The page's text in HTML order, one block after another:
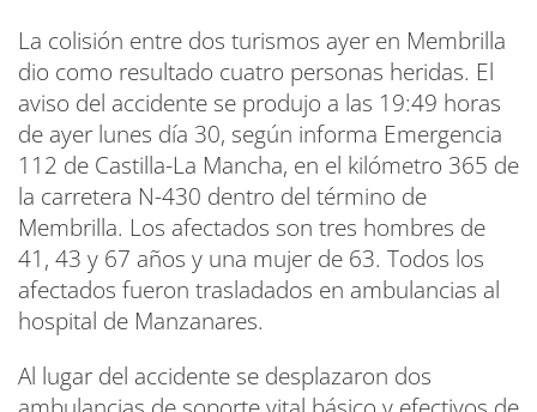
La colisión entre dos turismos ayer en Membrilla
dio como resultado cuatro personas heridas. El
aviso del accidente se produjo a las 19:49 horas
de ayer lunes día 30, según informa Emergencia
112 de Castilla-La Mancha, en el kilómetro 365 de
la carretera N-430 dentro del término de
Membrilla. Los afectados son tres hombres de
41, 43 y 67 años y una mujer de 63. Todos los
afectados fueron trasladados en ambulancias al
hospital de Manzanares.
Al lugar del accidente se desplazaron dos